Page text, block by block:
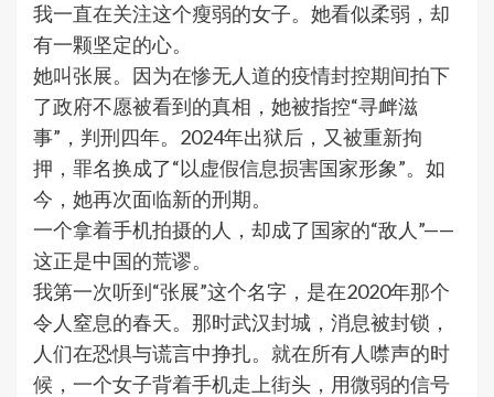
我一直在关注这个瘦弱的女子。她看似柔弱，却
有一颗坚定的心。
她叫张展。因为在惨无人道的疫情封控期间拍下
了政府不愿被看到的真相，她被指控“寻衅滋
事”，判刑四年。2024年出狱后，又被重新拘
押，罪名换成了“以虚假信息损害国家形象”。如
今，她再次面临新的刑期。
一个拿着手机拍摄的人，却成了国家的“敌人”——
这正是中国的荒谬。
我第一次听到“张展”这个名字，是在2020年那个
令人窒息的春天。那时武汉封城，消息被封锁，
人们在恐惧与谎言中挣扎。就在所有人噤声的时
候，一个女子背着手机走上街头，用微弱的信号